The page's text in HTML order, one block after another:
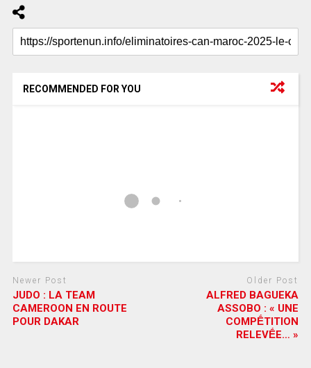
RECOMMENDED FOR YOU
Newer Post
JUDO : LA TEAM
CAMEROON EN ROUTE
POUR DAKAR
Older Post
ALFRED BAGUEKA
ASSOBO : « UNE
COMPḖTITION
RELEVḖE… »